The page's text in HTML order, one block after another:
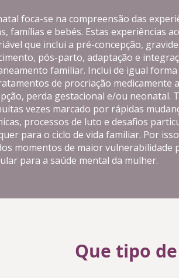
foca-se na compreensão das
famílias e bebés. Estas experiências
que inclui a pré-concepção,
pós-parto, adaptação e
familiar. Inclui de igual
de procriação medicamente
perda gestacional e/ou neonatal.
vezes marcado por rápidas
processos de luto e desafios
para o ciclo de vida familiar. Por
momentos de maior vulnerabilidade
para a saúde mental da mulher.
Que tipo